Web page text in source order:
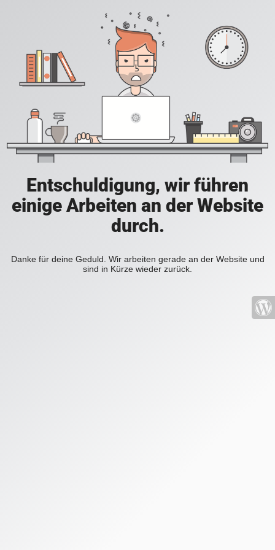
Entschuldigung, wir führen
einige Arbeiten an der Website
durch.
Danke für deine Geduld. Wir arbeiten gerade an der Website und
sind in Kürze wieder zurück.